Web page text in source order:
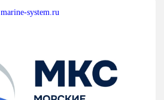
marine-system.ru